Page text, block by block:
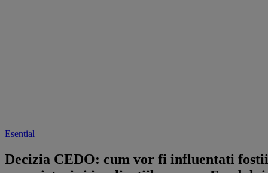
Esential
Decizia CEDO: cum vor fi influentati fostii